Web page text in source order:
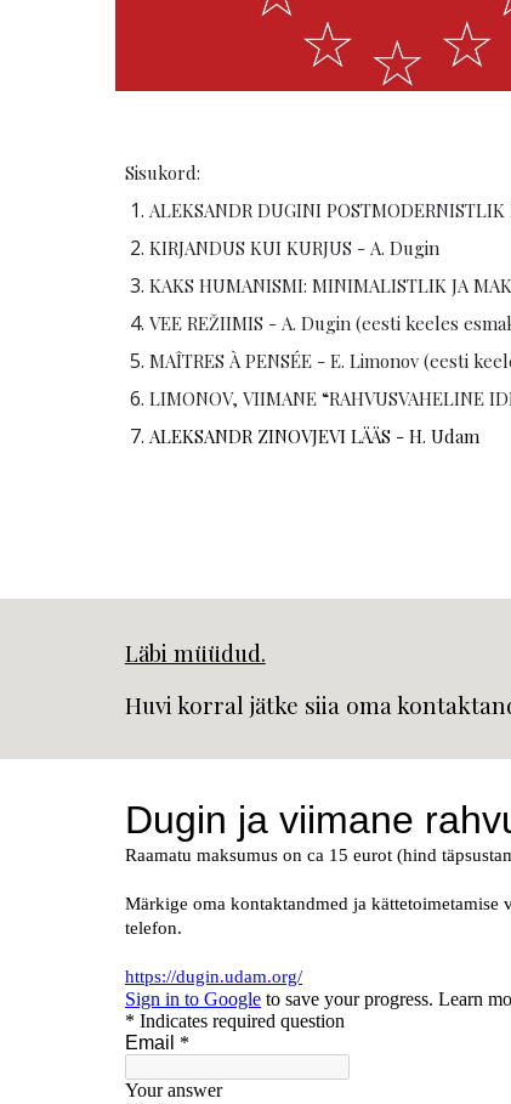
Sisukord:
ALEKSANDR DUGINI
KIRJANDUS KUI KURJUS - A. Dugin
KAKS HUMANISMI: MINIMALISTLIK JA
VEE REŽIIMIS - A. Dugin (eesti keeles
MAÎTRES À PENSÉE - E. Limonov (eesti
LIMONOV, VIIMANE “RAHVUSVAHELINE
ALEKSANDR ZINOVJEVI LÄÄS - H. Udam
Läbi müüdud.
Huvi korral jätke siia oma